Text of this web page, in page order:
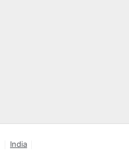
India